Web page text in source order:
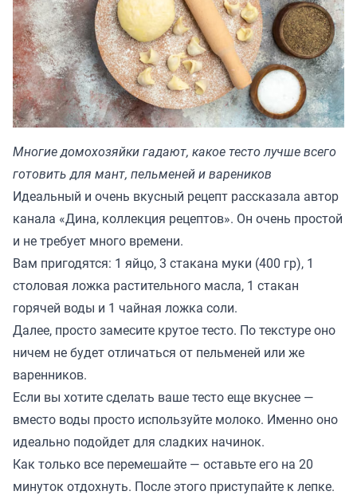
Многие домохозяйки гадают, какое тесто лучше всего
готовить для мант, пельменей и вареников
Идеальный и очень вкусный рецепт рассказала автор
канала «Дина, коллекция рецептов». Он очень простой
и не требует много времени.
Вам пригодятся: 1 яйцо, 3 стакана муки (400 гр), 1
столовая ложка растительного масла, 1 стакан
горячей воды и 1 чайная ложка соли.
Далее, просто замесите крутое тесто. По текстуре оно
ничем не будет отличаться от пельменей или же
варенников.
Если вы хотите сделать ваше тесто еще вкуснее —
вместо воды просто используйте молоко. Именно оно
идеально подойдет для сладких начинок.
Как только все перемешайте — оставьте его на 20
минуток отдохнуть. После этого приступайте к лепке.